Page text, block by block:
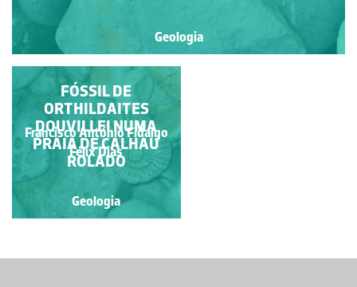
Geologia
AMONITE DO
TOARCIANO
Francisco António Fidalgo
Félix Dias
Geologia
FÓSSIL DE
ORTHILDAITES
DOUVILLEI NUMA
PRAIA DE CALHAU
ROLADO
Francisco António Fidalgo
Félix Dias
Geologia